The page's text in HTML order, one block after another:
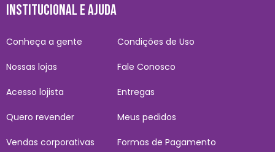
INSTITUCIONAL E AJUDA
Conheça a gente
Nossas lojas
Acesso lojista
Quero revender
Vendas corporativas
Condições de Uso
Fale Conosco
Entregas
Meus pedidos
Formas de Pagamento